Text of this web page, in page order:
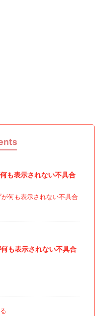
も表示されない不具合
何も表示されない不具合
も表示されない不具合